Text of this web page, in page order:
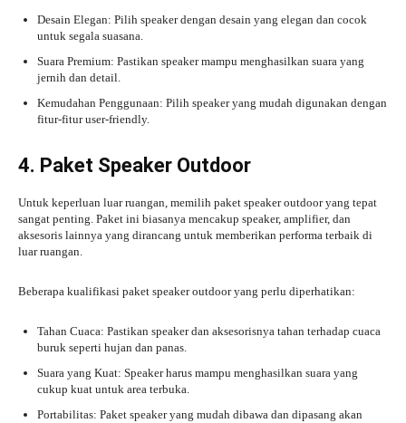
Desain Elegan: Pilih speaker dengan desain yang elegan dan cocok
untuk segala suasana.
Suara Premium: Pastikan speaker mampu menghasilkan suara yang
jernih dan detail.
Kemudahan Penggunaan: Pilih speaker yang mudah digunakan dengan
fitur-fitur user-friendly.
4. Paket Speaker Outdoor
Untuk keperluan luar ruangan, memilih paket speaker outdoor yang tepat
sangat penting. Paket ini biasanya mencakup speaker, amplifier, dan
aksesoris lainnya yang dirancang untuk memberikan performa terbaik di
luar ruangan.
Beberapa kualifikasi paket speaker outdoor yang perlu diperhatikan:
Tahan Cuaca: Pastikan speaker dan aksesorisnya tahan terhadap cuaca
buruk seperti hujan dan panas.
Suara yang Kuat: Speaker harus mampu menghasilkan suara yang
cukup kuat untuk area terbuka.
Portabilitas: Paket speaker yang mudah dibawa dan dipasang akan